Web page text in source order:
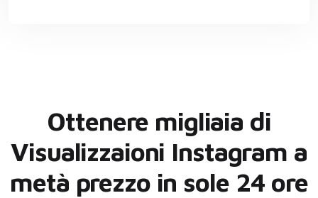
Ottenere migliaia di
Visualizzaioni Instagram a
metà prezzo in sole 24 ore